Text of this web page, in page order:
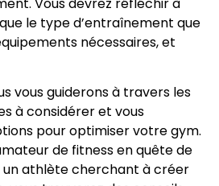
le type d’entraînement que
nécessaires, et
vous guiderons à travers les
à considérer et vous
pour optimiser votre gym.
de fitness en quête de
un athlète cherchant à créer